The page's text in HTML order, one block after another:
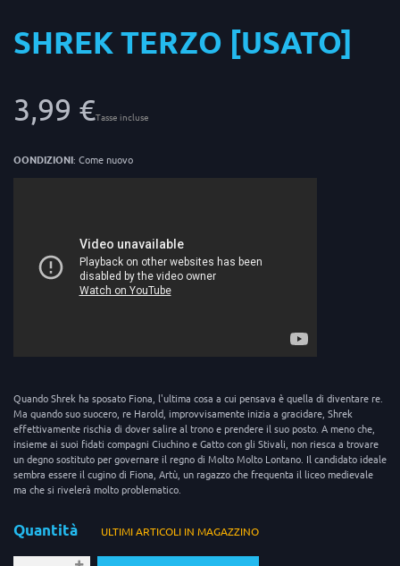
SHREK TERZO [USATO]
3,99 €Tasse incluse
OONDIZIONI: Come nuovo
Quando Shrek ha sposato Fiona, l'ultima cosa a cui pensava è quella di diventare re.
Ma quando suo suocero, re Harold, improvvisamente inizia a gracidare, Shrek
effettivamente rischia di dover salire al trono e prendere il suo posto. A meno che,
insieme ai suoi fidati compagni Ciuchino e Gatto con gli Stivali, non riesca a trovare
un degno sostituto per governare il regno di Molto Molto Lontano. Il candidato ideale
sembra essere il cugino di Fiona, Artù, un ragazzo che frequenta il liceo medievale
ma che si rivelerà molto problematico.
Quantità ULTIMI ARTICOLI IN MAGAZZINO